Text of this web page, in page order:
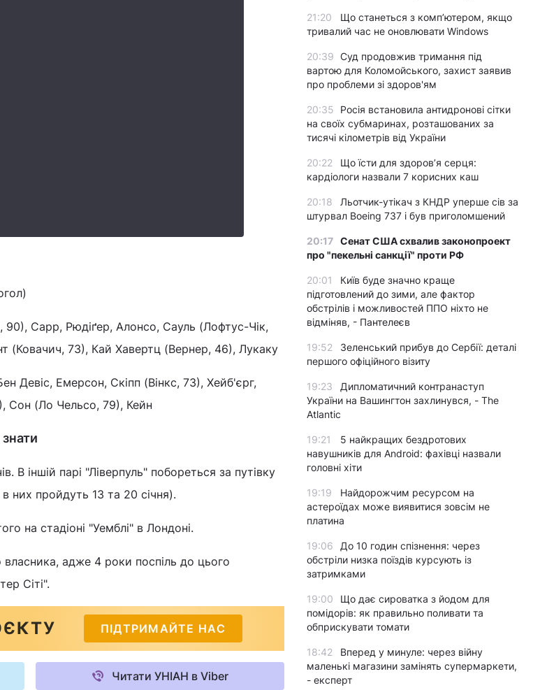
90), Сарр, Рюдіґер, Алонсо, Сауль (Лофтус-Чік,
(Ковачич, 73), Кай Хавертц (Вернер, 46), Лукаку
Девіс, Емерсон, Скіпп (Вінкс, 73), Хейб'єрг,
Сон (Ло Чельсо, 79), Кейн
В іншій парі "Ліверпуль" побореться за путівку
них пройдуть 13 та 20 січня).
на стадіоні "Уемблі" в Лондоні.
адже 4 роки поспіль до цього
Сіті".
ПІДТРИМАЙТЕ НАС
Читати УНІАН в Viber
21:20
Що станеться з комп’ютером, якщо
тривалий час не оновлювати Windows
20:39 Суд продовжив тримання під
вартою для Коломойського, захист заявив
про проблеми зі здоров'ям
20:35
Росія встановила антидронові сітки
на своїх субмаринах, розташованих за
тисячі кілометрів від України
20:22
Що їсти для здоров’я серця:
кардіологи назвали 7 корисних каш
20:18
Льотчик-утікач з КНДР уперше сів за
штурвал Boeing 737 і був приголомшений
20:17 Сенат США схвалив законопроект
про "пекельні санкції" проти РФ
20:01
Київ буде значно краще
підготовлений до зими, але фактор
обстрілів і можливостей ППО ніхто не
відміняв, - Пантелеєв
19:52
Зеленський прибув до Сербії: деталі
першого офіційного візиту
19:23
Дипломатичний контранаступ
України на Вашингтон захлинувся, - The
Atlantic
19:21
5 найкращих бездротових
навушників для Android: фахівці назвали
головні хіти
19:19
Найдорожчим ресурсом на
астероїдах може виявитися зовсім не
платина
19:06
До 10 годин спізнення: через
обстріли низка поїздів курсують із
затримками
19:00
Що дає сироватка з йодом для
помідорів: як правильно поливати та
обприскувати томати
18:42
Вперед у минуле: через війну
маленькі магазини замінять супермаркети,
- експерт